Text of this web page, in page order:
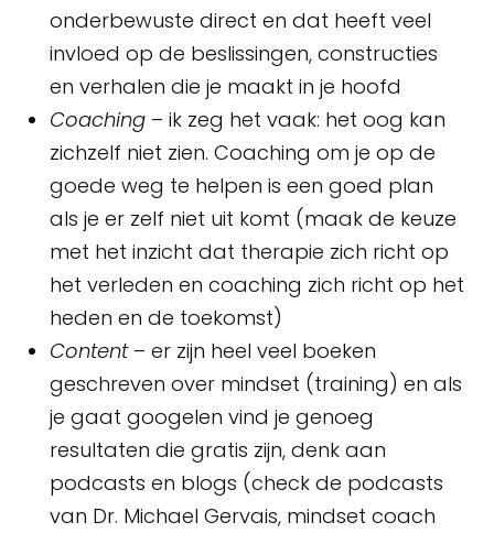
onderbewuste direct en dat heeft veel
invloed op de beslissingen, constructies
en verhalen die je maakt in je hoofd
Coaching – ik zeg het vaak: het oog kan
zichzelf niet zien. Coaching om je op de
goede weg te helpen is een goed plan
als je er zelf niet uit komt (maak de keuze
met het inzicht dat therapie zich richt op
het verleden en coaching zich richt op het
heden en de toekomst)
Content– er zijn heel veel boeken
geschreven over mindset (training) en als
je gaat googelen vind je genoeg
resultaten die gratis zijn, denk aan
podcasts en blogs (check de podcasts
van Dr. Michael Gervais, mindset coach